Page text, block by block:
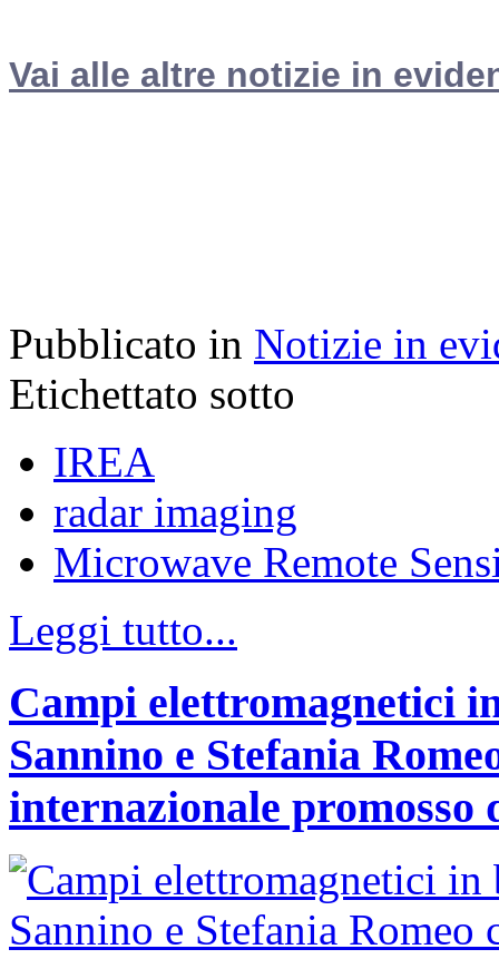
Vai alle altre notizie in
Pubblicato in Notizie in
Etichettato sotto
IREA
radar imaging
Microwave Remote
Leggi tutto...
Campi elettromagnetici
Sannino e Stefania
internazionale promosso